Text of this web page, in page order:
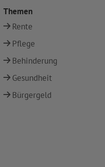
Themen
Rente
Pflege
Behinderung
Gesundheit
Bürgergeld